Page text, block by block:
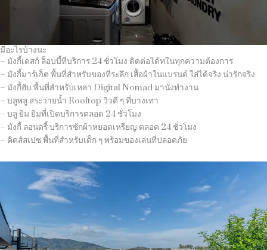
มีอะไรบ้างนะ
– มังกี้เดสก์ ล็อบบี้ที่บริการ 24 ชั่วโมง ติดต่อได้ทในทุกความต้องการ
– มังกี้มาร์เก็ต พื้นที่สำหรับของที่ระลึก เสื้อผ้าในแบรนด์ ใส่ได้จริง น่ารักจริง
– มังกี้ฮับ พื้นที่สำหรับเหล่า Digital Nomad มานั่งทำงาน
– บลูพลู สระว่ายน้ำ Rooftop วิวดี ๆ ที่บางเทา
– บลู ยิม ยิมที่เปิดบริการตลอด 24 ชั่วโมง
– มังกี้ ลอนดรี้ บริการซักผ้าหยอดเหรียญ ตลอด 24 ชั่วโมง
– คิดส์สเปซ พื้นที่สำหรับเด็ก ๆ พร้อมของเล่นที่ปลอดภัย